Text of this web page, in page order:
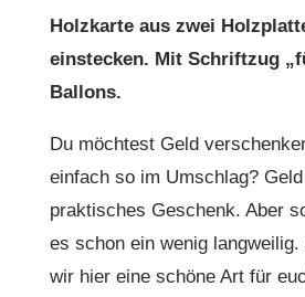
Holzkarte aus zwei
einstecken. Mit Schriftzug
Ballons.
Du möchtest Geld
einfach so im Umschlag?
praktisches Geschenk. Aber
es schon ein wenig langweilig.
wir hier eine schöne Art für